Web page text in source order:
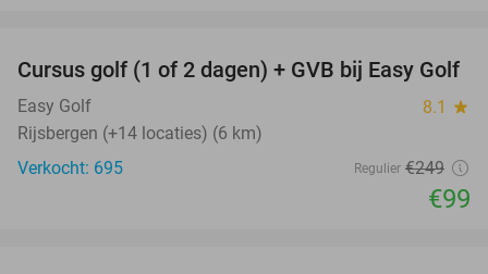
60%
Cursus golf (1 of 2 dagen) + GVB bij Easy Golf
Easy Golf 8.1 star
Rijsbergen (+14 locaties) (6 km)
Verkocht: 695
Regulier €249
€99